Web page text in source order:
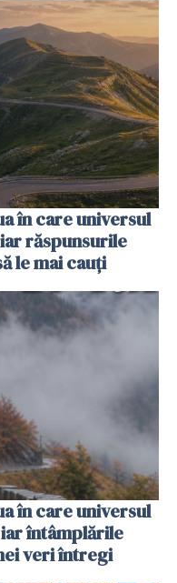
în care universul
răspunsurile
le mai cauți
în care universul
întâmplările
veri întregi